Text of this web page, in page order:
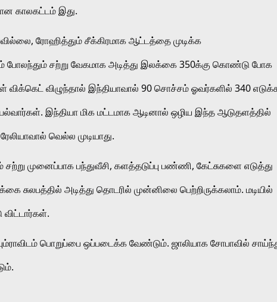
காலகட்டம் இது.
ரோஹித்தும் சீக்கிரமாக ஆட்டத்தை முடிக்க
போலந்தும் சற்று வேகமாக அடித்து இலக்கை 350க்கு கொண்டு போக
விக்கெட் விழுந்தால் இந்தியாவால் 90 சொச்சம் ஓவர்களில் 340
முயல்வார்கள். இந்தியா மிக மட்டமாக ஆடினால் ஒழிய இந்த ஆடுதளத்தில்
வெல்ல முடியாது.
முனைப்பாக பந்துவீசி, களத்தடுப்பு பண்ணி, கேட்சுகளை எடுத்து
சுலபத்தில் அடித்து தொடரில் முன்னிலை பெற்றிருக்கலாம். மடியில்
பொறுப்பை ஒப்படைக்க வேண்டும். ஜாலியாக சோபாவில்